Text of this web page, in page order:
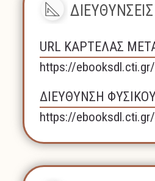
URL ΚΑΡΤΕΛΑΣ
https://
ΔΙΕΥΘΥΝΣΗ
https://